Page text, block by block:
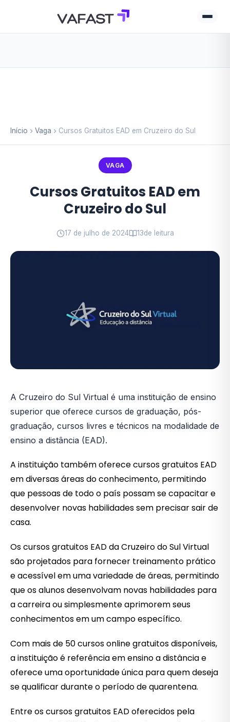
Início Vaga Cursos Gratuitos EAD em Cruzeiro do Sul
VAGA
Cursos Gratuitos EAD em
Cruzeiro do Sul
17 de julho de 2024 13de leitura
A Cruzeiro do Sul Virtual é uma instituição de ensino
superior que oferece cursos de graduação, pós-
graduação, cursos livres e técnicos na modalidade de
ensino a distância (EAD).
A instituição também oferece cursos gratuitos EAD
em diversas áreas do conhecimento, permitindo
que pessoas de todo o país possam se capacitar e
desenvolver novas habilidades sem precisar sair de
casa.
Os cursos gratuitos EAD da Cruzeiro do Sul Virtual
são projetados para fornecer treinamento prático
e acessível em uma variedade de áreas, permitindo
que os alunos desenvolvam novas habilidades para
a carreira ou simplesmente aprimorem seus
conhecimentos em um campo específico.
Com mais de 50 cursos online gratuitos disponíveis,
a instituição é referência em ensino a distância e
oferece uma oportunidade única para quem deseja
se qualificar durante o período de quarentena.
Entre os cursos gratuitos EAD oferecidos pela